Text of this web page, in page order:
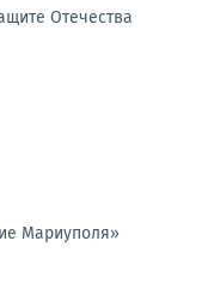
Отечества
Мариуполя»